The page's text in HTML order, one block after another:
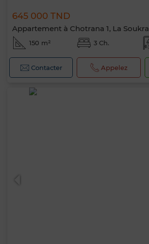
645 000 TND
Appartement à Chotrana 1, La Soukra
150 m² 3 Ch.
Contacter Appelez